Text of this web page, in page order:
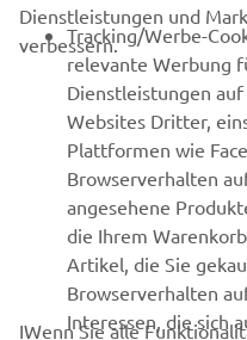
B2B
MEHR YAMAHA
SUPPORT
NEWSLETTER
Erfahre als Erster von den
Sonderveranstaltungen,
Dienstleistungen und
verbessern.Tracking/Werbe-
relevante Werbung
Dienstleistungen
Websites Dritter,
Plattformen wie
Browserverhalten
angesehene
die Ihrem
Artikel, die Sie
Browserverhalten
Interessen, die sich
IWenn Sie alle